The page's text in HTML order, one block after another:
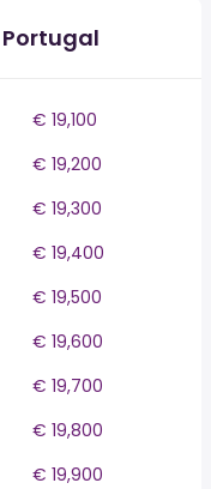
€ 19,100
€ 19,200
€ 19,300
€ 19,400
€ 19,500
€ 19,600
€ 19,700
€ 19,800
€ 19,900